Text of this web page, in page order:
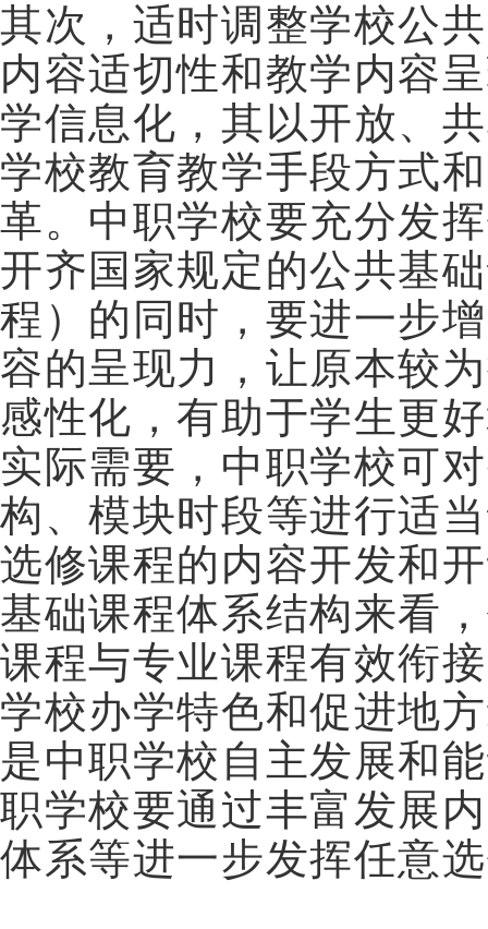
其次，适时调整学校公
内容适切性和教学内容
学信息化，其以开放、
学校教育教学手段方式
革。中职学校要充分发
开齐国家规定的公共基
程）的同时，要进一步
容的呈现力，让原本较
感性化，有助于学生更
实际需要，中职学校可
构、模块时段等进行适
选修课程的内容开发和
基础课程体系结构来看
课程与专业课程有效衔
学校办学特色和促进地
是中职学校自主发展和
职学校要通过丰富发展
体系等进一步发挥任意